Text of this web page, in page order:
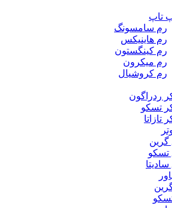
تاپ
رم سامسونگ
رم هاینیکس
رم کینگستون
رم میکرون
رم کروشیال
ردراگون
تسکو
تازاتا